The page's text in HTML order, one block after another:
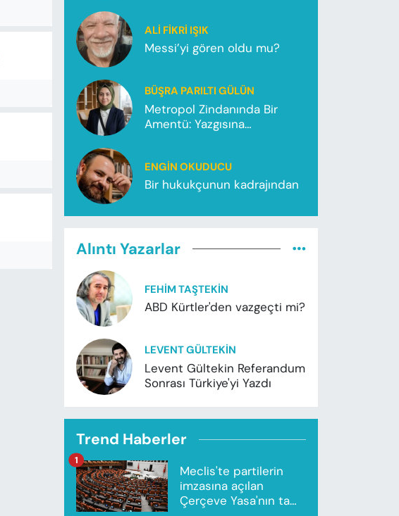
ALI FIKRI IŞIK
Messi’yi gören oldu mu?
BÜŞRA PARILTI GÜLÜN
Metropol Zindanında Bir
Amentü: Yazgısına
ENGIN OKUDUCU
Bir hukukçunun kadrajından
Alıntı Yazarlar
FEHIM TAŞTEKIN
ABD Kürtler'den vazgeçti mi?
LEVENT GÜLTEKIN
Levent Gültekin Referandum
Sonrası Türkiye'yi Yazdı
Trend Haberler
Meclis'te partilerin
imzasına açılan
Çerçeve Yasa'nın tam
1